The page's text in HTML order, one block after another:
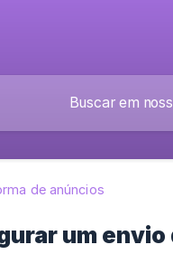
de anúncios
um